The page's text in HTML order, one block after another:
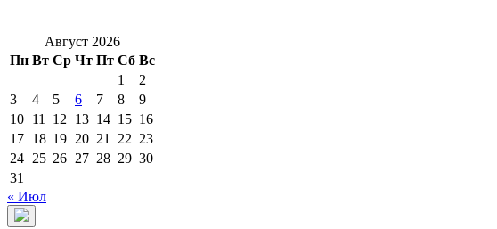
Август 2026
Пн Вт Ср Чт Пт Сб Вс
1
2
3
4 5 6 7 8
9
10 11 12 13 14 15 16
17 18 19 20 21 22 23
24 25 26 27 28 29 30
31
« Июл